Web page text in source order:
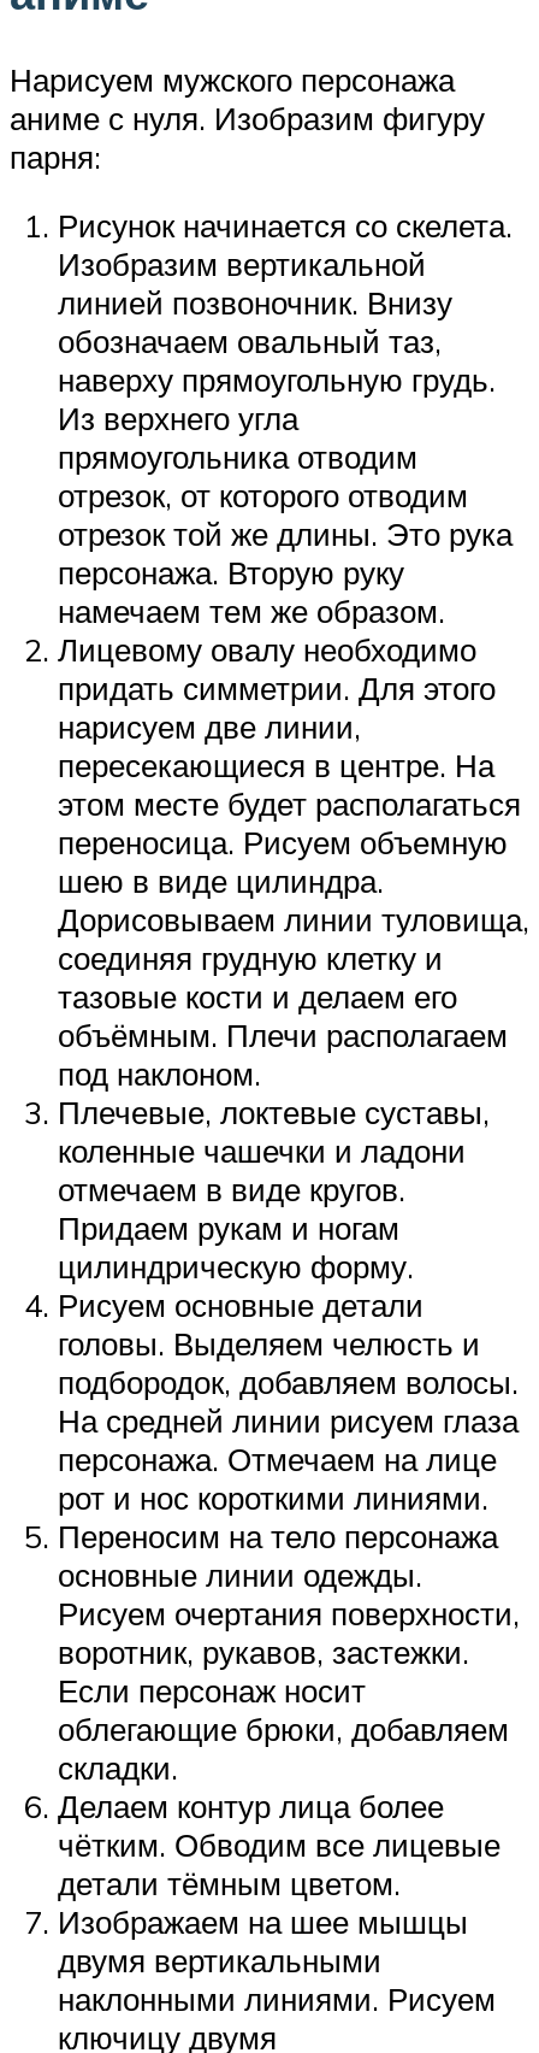
Нарисуем мужского персонажа
аниме с нуля. Изобразим фигуру
парня:
Рисунок начинается со скелета.
Изобразим вертикальной
линией позвоночник. Внизу
обозначаем овальный таз,
наверху прямоугольную грудь.
Из верхнего угла
прямоугольника отводим
отрезок, от которого отводим
отрезок той же длины. Это рука
персонажа. Вторую руку
намечаем тем же образом.
Лицевому овалу необходимо
придать симметрии. Для этого
нарисуем две линии,
пересекающиеся в центре. На
этом месте будет располагаться
переносица. Рисуем объемную
шею в виде цилиндра.
Дорисовываем линии туловища,
соединяя грудную клетку и
тазовые кости и делаем его
объёмным. Плечи располагаем
под наклоном.
Плечевые, локтевые суставы,
коленные чашечки и ладони
отмечаем в виде кругов.
Придаем рукам и ногам
цилиндрическую форму.
Рисуем основные детали
головы. Выделяем челюсть и
подбородок, добавляем волосы.
На средней линии рисуем глаза
персонажа. Отмечаем на лице
рот и нос короткими линиями.
Переносим на тело персонажа
основные линии одежды.
Рисуем очертания поверхности,
воротник, рукавов, застежки.
Если персонаж носит
облегающие брюки, добавляем
складки.
Делаем контур лица более
чётким. Обводим все лицевые
детали тёмным цветом.
Изображаем на шее мышцы
двумя вертикальными
наклонными линиями. Рисуем
ключицу двумя